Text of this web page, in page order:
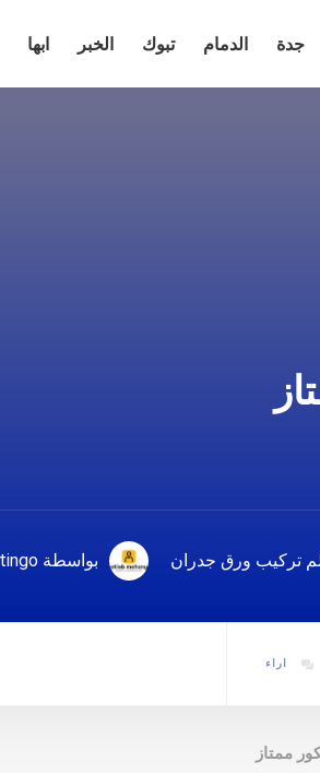
جدة الدمام تبوك الخبر ابها
تركيب ورق جدران بواسطة emarketingo
اراء
ممتاز